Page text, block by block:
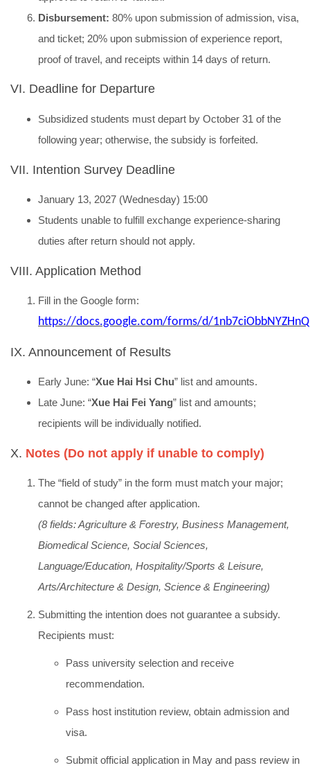
Disbursement: 80% upon submission of admission, visa,
and ticket; 20% upon submission of experience report,
proof of travel, and receipts within 14 days of return.
VI. Deadline for Departure
Subsidized students must depart by October 31 of the
following year; otherwise, the subsidy is forfeited.
VII. Intention Survey Deadline
January 13, 2027 (Wednesday) 15:00
Students unable to fulfill exchange experience-sharing
duties after return should not apply.
VIII. Application Method
Fill in the Google form:
https://docs.google.com/forms/d/
IX. Announcement of Results
Early June: “Xue Hai Hsi Chu” list and amounts.
Late June: “Xue Hai Fei Yang” list and amounts;
recipients will be individually notified.
X. Notes (Do not apply if unable to comply)
The “field of study” in the form must match your major;
cannot be changed after application.
(8 fields: Agriculture & Forestry, Business Management,
Biomedical Science, Social Sciences,
Language/Education, Hospitality/Sports & Leisure,
Arts/Architecture & Design, Science & Engineering)
Submitting the intention does not guarantee a subsidy.
Recipients must:
Pass university selection and receive
recommendation.
Pass host institution review, obtain admission and
visa.
Submit official application in May and pass review in